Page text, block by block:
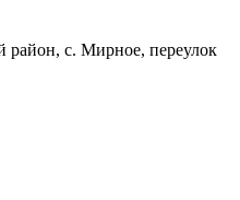
район, с. Мирное, переулок